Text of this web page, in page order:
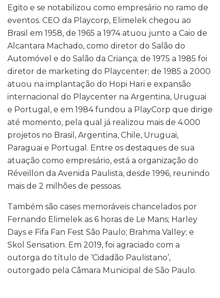
Egito e se notabilizou como empresário no ramo de
eventos. CEO da Playcorp, Elimelek chegou ao
Brasil em 1958, de 1965 a 1974 atuou junto a Caio de
Alcantara Machado, como diretor do Salão do
Automóvel e do Salão da Criança; de 1975 a 1985 foi
diretor de marketing do Playcenter; de 1985 a 2000
atuou na implantação do Hopi Hari e expansão
internacional do Playcenter na Argentina, Uruguai
e Portugal, e em 1984 fundou a PlayCorp que dirige
até momento, pela qual já realizou mais de 4.000
projetos no Brasil, Argentina, Chile, Uruguai,
Paraguai e Portugal. Entre os destaques de sua
atuação como empresário, está a organização do
Réveillon da Avenida Paulista, desde 1996, reunindo
mais de 2 milhões de pessoas.
Também são cases memoráveis chancelados por
Fernando Elimelek as 6 horas de Le Mans; Harley
Days e Fifa Fan Fest São Paulo; Brahma Valley; e
Skol Sensation. Em 2019, foi agraciado com a
outorga do título de ‘Cidadão Paulistano’,
outorgado pela Câmara Municipal de São Paulo.